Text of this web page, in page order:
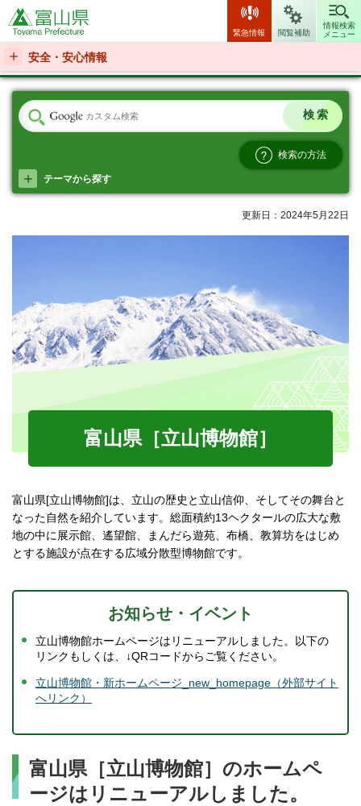
富山県
緊急情報 閲覧補助
情報検索
メニュー
安全・安心情報
検索の方法
テーマから探す
更新日：2024年5月22日
富山県［立山博物館］
富山県[立山博物館]は、立山の歴史と立山信仰、そしてその舞台と
なった自然を紹介しています。総面積約13ヘクタールの広大な敷
地の中に展示館、遙望館、まんだら遊苑、布橋、教算坊をはじめ
とする施設が点在する広域分散型博物館です。
お知らせ・イベント
立山博物館ホームページはリニューアルしました。以下の
リンクもしくは、↓QRコードからご覧ください。
立山博物館・新ホームページ_new_homepage（外部サイト
へリンク）
富山県［立山博物館］のホームペ
ージはリニューアルしました。